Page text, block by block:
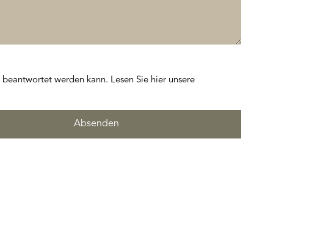
werden kann. Lesen Sie hier unsere
Absenden